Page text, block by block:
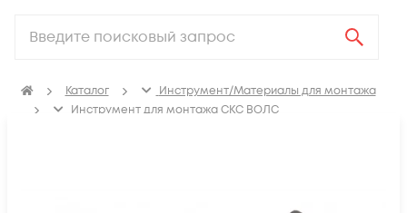
Каталог
Инструмент/Материалы для монтажа
Инструмент для монтажа СКС ВОЛС